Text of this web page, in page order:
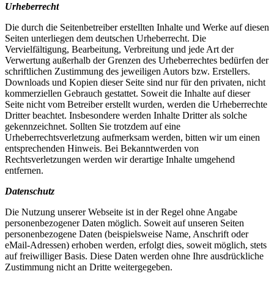
Urheberrecht
Die durch die Seitenbetreiber erstellten Inhalte und Werke auf diesen
Seiten unterliegen dem deutschen Urheberrecht. Die
Vervielfältigung, Bearbeitung, Verbreitung und jede Art der
Verwertung außerhalb der Grenzen des Urheberrechtes bedürfen der
schriftlichen Zustimmung des jeweiligen Autors bzw. Erstellers.
Downloads und Kopien dieser Seite sind nur für den privaten, nicht
kommerziellen Gebrauch gestattet. Soweit die Inhalte auf dieser
Seite nicht vom Betreiber erstellt wurden, werden die Urheberrechte
Dritter beachtet. Insbesondere werden Inhalte Dritter als solche
gekennzeichnet. Sollten Sie trotzdem auf eine
Urheberrechtsverletzung aufmerksam werden, bitten wir um einen
entsprechenden Hinweis. Bei Bekanntwerden von
Rechtsverletzungen werden wir derartige Inhalte umgehend
entfernen.
Datenschutz
Die Nutzung unserer Webseite ist in der Regel ohne Angabe
personenbezogener Daten möglich. Soweit auf unseren Seiten
personenbezogene Daten (beispielsweise Name, Anschrift oder
eMail-Adressen) erhoben werden, erfolgt dies, soweit möglich, stets
auf freiwilliger Basis. Diese Daten werden ohne Ihre ausdrückliche
Zustimmung nicht an Dritte weitergegeben.